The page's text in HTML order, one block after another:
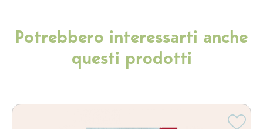
Potrebbero interessarti anche
questi prodotti